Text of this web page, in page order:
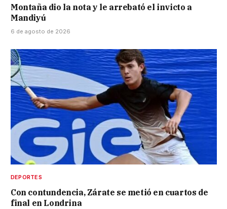
Montaña dio la nota y le arrebató el invicto a
Mandiyú
6 de agosto de 2026
DEPORTES
Con contundencia, Zárate se metió en cuartos de
final en Londrina